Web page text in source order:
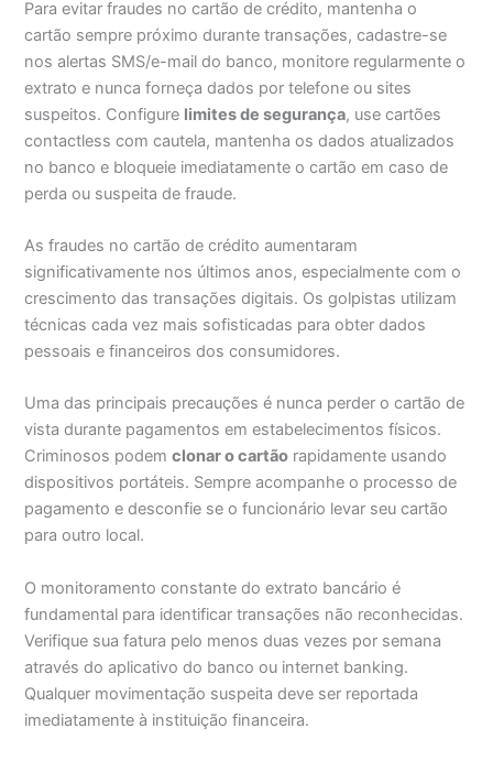
Para evitar fraudes no cartão de crédito, mantenha o
cartão sempre próximo durante transações, cadastre-se
nos alertas SMS/e-mail do banco, monitore regularmente o
extrato e nunca forneça dados por telefone ou sites
suspeitos. Configure limites de segurança, use cartões
contactless com cautela, mantenha os dados atualizados
no banco e bloqueie imediatamente o cartão em caso de
perda ou suspeita de fraude.
As fraudes no cartão de crédito aumentaram
significativamente nos últimos anos, especialmente com o
crescimento das transações digitais. Os golpistas utilizam
técnicas cada vez mais sofisticadas para obter dados
pessoais e financeiros dos consumidores.
Uma das principais precauções é nunca perder o cartão de
vista durante pagamentos em estabelecimentos físicos.
Criminosos podemclonar o cartão rapidamente usando
dispositivos portáteis. Sempre acompanhe o processo de
pagamento e desconfie se o funcionário levar seu cartão
para outro local.
O monitoramento constante do extrato bancário é
fundamental para identificar transações não reconhecidas.
Verifique sua fatura pelo menos duas vezes por semana
através do aplicativo do banco ou internet banking.
Qualquer movimentação suspeita deve ser reportada
imediatamente à instituição financeira.